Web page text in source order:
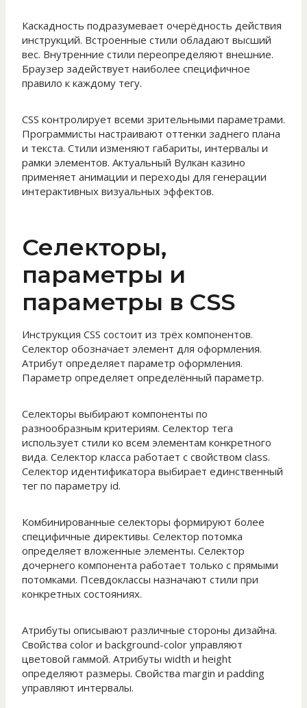
Каскадность подразумевает очерёдность действия
инструкций. Встроенные стили обладают высший
вес. Внутренние стили переопределяют внешние.
Браузер задействует наиболее специфичное
правило к каждому тегу.
CSS контролирует всеми зрительными параметрами.
Программисты настраивают оттенки заднего плана
и текста. Стили изменяют габариты, интервалы и
рамки элементов. Актуальный Вулкан казино
применяет анимации и переходы для генерации
интерактивных визуальных эффектов.
Селекторы,
параметры и
параметры в CSS
Инструкция CSS состоит из трёх компонентов.
Селектор обозначает элемент для оформления.
Атрибут определяет параметр оформления.
Параметр определяет определённый параметр.
Селекторы выбирают компоненты по
разнообразным критериям. Селектор тега
использует стили ко всем элементам конкретного
вида. Селектор класса работает с свойством class.
Селектор идентификатора выбирает единственный
тег по параметру id.
Комбинированные селекторы формируют более
специфичные директивы. Селектор потомка
определяет вложенные элементы. Селектор
дочернего компонента работает только с прямыми
потомками. Псевдоклассы назначают стили при
конкретных состояниях.
Атрибуты описывают различные стороны дизайна.
Свойства color и background-color управляют
цветовой гаммой. Атрибуты width и height
определяют размеры. Свойства margin и padding
управляют интервалы.